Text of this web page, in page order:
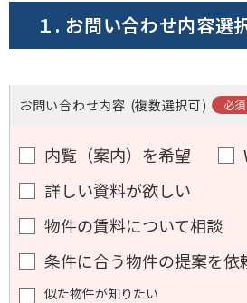
フォームでお問い
１. お問い合わせ内容選
お問い合わせ内容 (複数選択可)
内覧（案内）を希望
詳しい資料が欲しい
物件の賃料について相談
条件に合う物件の提案を依
似た物件が知りたい